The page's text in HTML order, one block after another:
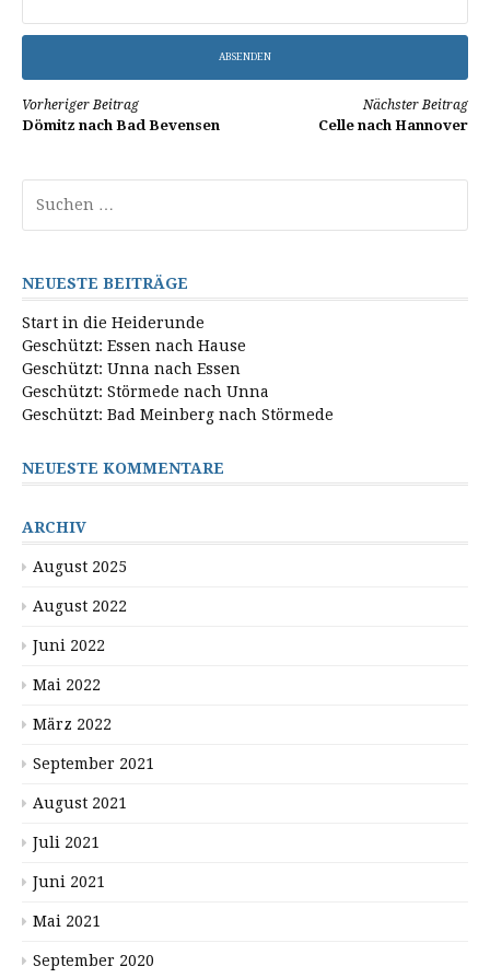
Weiterlesen
Vorheriger Beitrag
Dömitz nach Bad Bevensen
Nächster Beitrag
Celle nach Hannover
nach:
NEUESTE BEITRÄGE
Start in die Heiderunde
Geschützt: Essen nach Hause
Geschützt: Unna nach Essen
Geschützt: Störmede nach Unna
Geschützt: Bad Meinberg nach Störmede
NEUESTE KOMMENTARE
ARCHIV
August 2025
August 2022
Juni 2022
Mai 2022
März 2022
September 2021
August 2021
Juli 2021
Juni 2021
Mai 2021
September 2020